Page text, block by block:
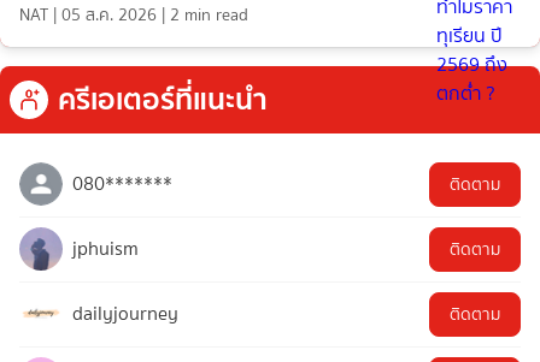
NAT |05 ส.ค. 2026 | 2 min read
ครีเอเตอร์ที่แนะนำ
080******* ติดตาม
jphuism ติดตาม
dailyjourney ติดตาม